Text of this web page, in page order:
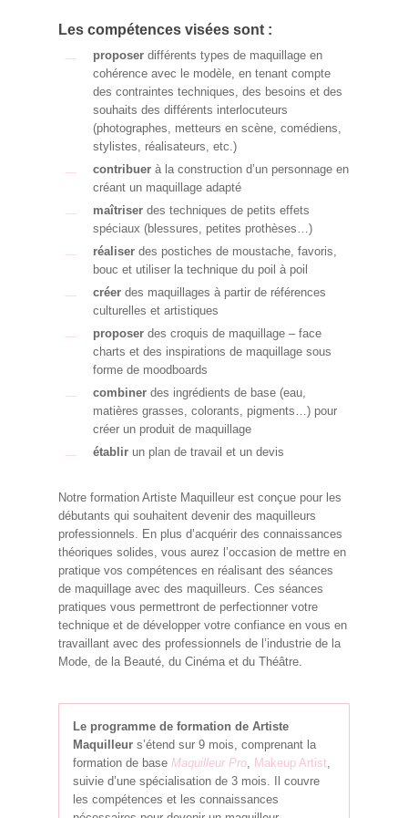
Les compétences visées sont :
proposer différents types de maquillage en
cohérence avec le modèle, en tenant compte
des contraintes techniques, des besoins et des
souhaits des différents interlocuteurs
(photographes, metteurs en scène, comédiens,
stylistes, réalisateurs, etc.)
contribuer à la construction d’un personnage en
créant un maquillage adapté
maîtriser des techniques de petits effets
spéciaux (blessures, petites prothèses…)
réaliser des postiches de moustache, favoris,
bouc et utiliser la technique du poil à poil
créer des maquillages à partir de références
culturelles et artistiques
proposer des croquis de maquillage – face
charts et des inspirations de maquillage sous
forme de moodboards
combiner des ingrédients de base (eau,
matières grasses, colorants, pigments…) pour
créer un produit de maquillage
établir un plan de travail et un devis
Notre formation Artiste Maquilleur est conçue pour les
débutants qui souhaitent devenir des maquilleurs
professionnels. En plus d’acquérir des connaissances
théoriques solides, vous aurez l’occasion de mettre en
pratique vos compétences en réalisant des séances
de maquillage avec des maquilleurs. Ces séances
pratiques vous permettront de perfectionner votre
technique et de développer votre confiance en vous en
travaillant avec des professionnels de l’industrie de la
Mode, de la Beauté, du Cinéma et du Théâtre.
Le programme de formation de Artiste
Maquilleur s’étend sur 9 mois, comprenant la
formation de baseMaquilleur Pro, Makeup Artist,
suivie d’une spécialisation de 3 mois. Il couvre
les compétences et les connaissances